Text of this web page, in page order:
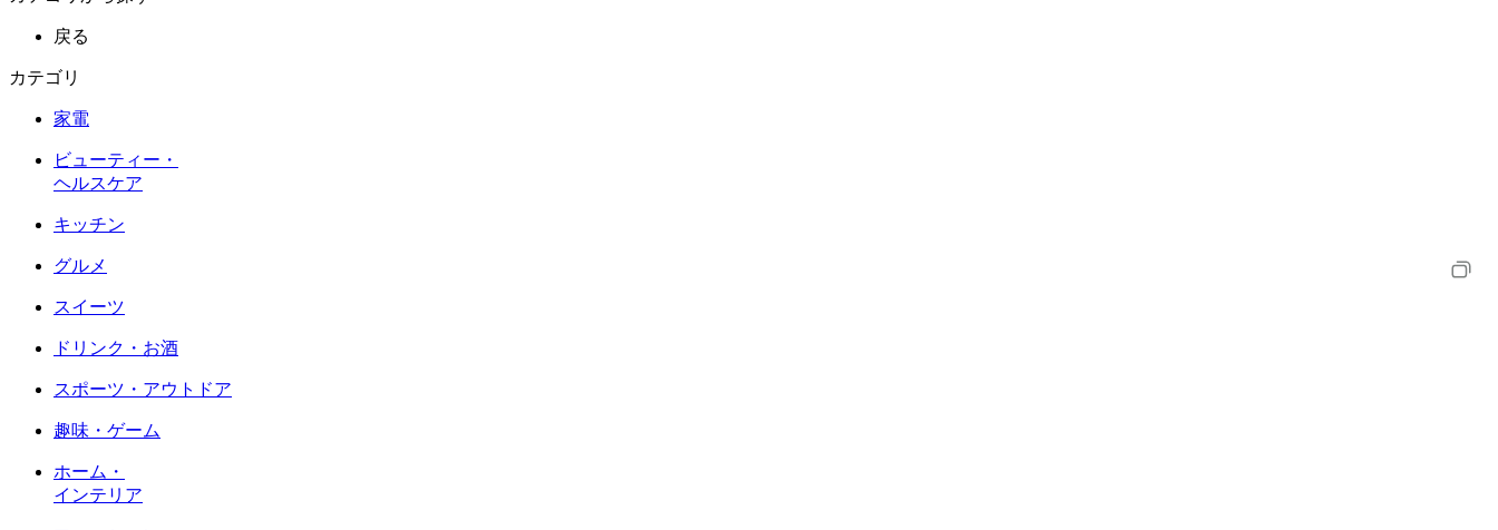
戻る
カテゴリ
家電
ビューティー・
ヘルスケア
キッチン
グルメ
スイーツ
ドリンク・お酒
スポーツ・アウトドア
趣味・ゲーム
ホーム・
インテリア